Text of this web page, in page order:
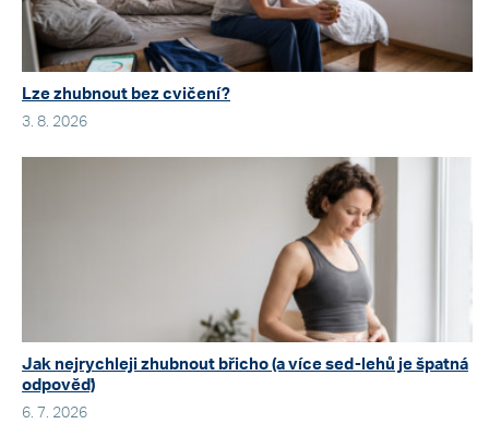
Lze zhubnout bez cvičení?
3. 8. 2026
Jak nejrychleji zhubnout břicho (a více sed-lehů je špatná
odpověď)
6. 7. 2026